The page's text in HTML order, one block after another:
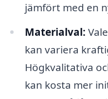
jämfört med en
Materialval:
kan variera
Högkvalitativa
kan kosta mer